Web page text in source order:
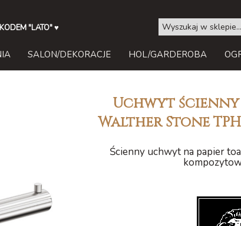
"LATO"♥
SALON/DEKORACJE HOL/GARDEROBA
Uchwyt ścienny
Walther Stone
Ścienny uchwyt na papier